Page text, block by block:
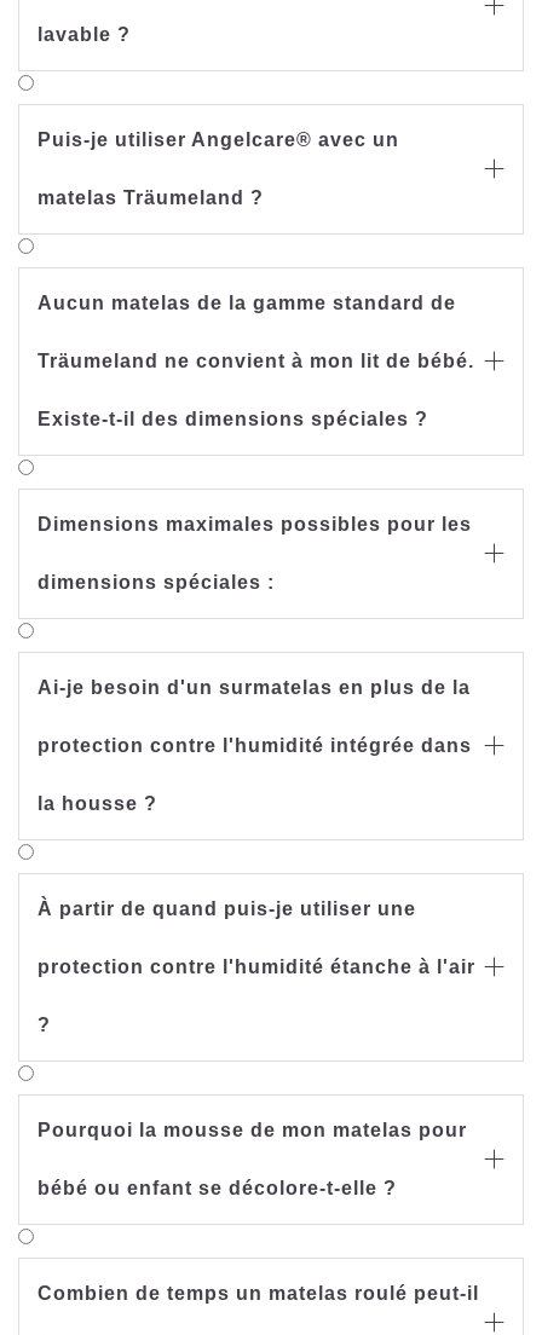
lavable ?

Puis-je utiliser Angelcare® avec un
matelas Träumeland ?

Aucun matelas de la gamme standard de
Träumeland ne convient à mon lit de bébé.
Existe-t-il des dimensions spéciales ?

Dimensions maximales possibles pour les
dimensions spéciales :

Ai-je besoin d'un surmatelas en plus de la
protection contre l'humidité intégrée dans
la housse ?

À partir de quand puis-je utiliser une
protection contre l'humidité étanche à l'air
?

Pourquoi la mousse de mon matelas pour
bébé ou enfant se décolore-t-elle ?

Combien de temps un matelas roulé peut-il
